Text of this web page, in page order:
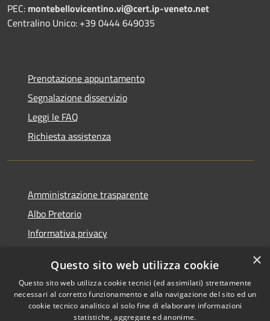
PEC: montebellovicentino.vi@cert.ip-veneto.net
Centralino Unico: +39 0444 649035
Prenotazione appuntamento
Segnalazione disservizio
Leggi le FAQ
Richiesta assistenza
Amministrazione trasparente
Albo Pretorio
Informativa privacy
Dichiarazione di accessibilità
×
Questo sito web utilizza cookie
Questo sito web utilizza cookie tecnici (ed assimilati) strettamente
necessari al corretto funzionamento e alla navigazione del sito ed un
cookie tecnico analitico al solo fine di elaborare informazioni
statistiche, aggregate ed anonime.